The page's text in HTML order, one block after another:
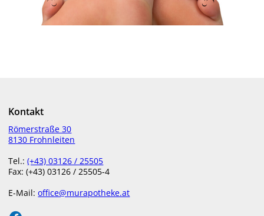
Schluss mit Scham-Zehen
Was haben Händedruck und Zehennägel gemeinsam? Sie
die Fußspitzen im Spa gelblich gefleckt präsentieren, statt
Kontakt
Römerstraße 30
8130 Frohnleiten
Tel.:(+43) 03126 / 25505
Fax: (+43) 03126 / 25505-4
E-Mail:office@murapotheke.at